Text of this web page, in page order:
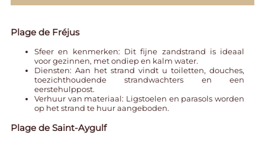
Plage de Fréjus
Sfeer en kenmerken: Dit fijne zandstrand is ideaal
voor gezinnen, met ondiep en kalm water.
Diensten: Aan het strand vindt u toiletten, douches,
toezichthoudende strandwachters en een
eerstehulppost.
Verhuur van materiaal: Ligstoelen en parasols worden
op het strand te huur aangeboden.
Plage de Saint-Aygulf